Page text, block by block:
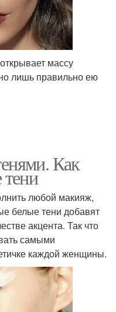
массу
лишь правильно ею
Как
любой макияж,
белые тени добавят
акцента. Так что
самыми
каждой женщины.